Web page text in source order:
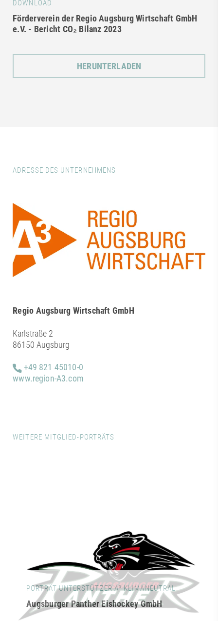
DOWNLOAD
Förderverein der Regio Augsburg Wirtschaft GmbH
e.V. - Bericht CO₂ Bilanz 2023
HERUNTERLADEN
ADRESSE DES UNTERNEHMENS
Regio Augsburg Wirtschaft GmbH
Karlstraße 2
86150 Augsburg
+49 821 45010-0
www.region-A3.com
WEITERE MITGLIED-PORTRÄTS
PORTRÄT UNTERSTÜTZER A³ KLIMANEUTRAL
Augsburger Panther Eishockey GmbH